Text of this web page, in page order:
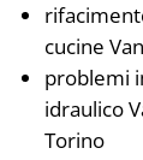
cucine
problemi
idraulico
Torino